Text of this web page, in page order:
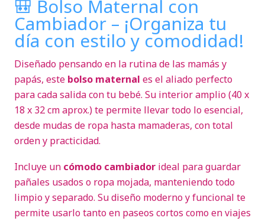
🎒 Bolso Maternal con
Cambiador – ¡Organiza tu
día con estilo y comodidad!
Diseñado pensando en la rutina de las mamás y
papás, este bolso maternal es el aliado perfecto
para cada salida con tu bebé. Su interior amplio (40 x
18 x 32 cm aprox.) te permite llevar todo lo esencial,
desde mudas de ropa hasta mamaderas, con total
orden y practicidad.
Incluye un cómodo cambiador ideal para guardar
pañales usados o ropa mojada, manteniendo todo
limpio y separado. Su diseño moderno y funcional te
permite usarlo tanto en paseos cortos como en viajes